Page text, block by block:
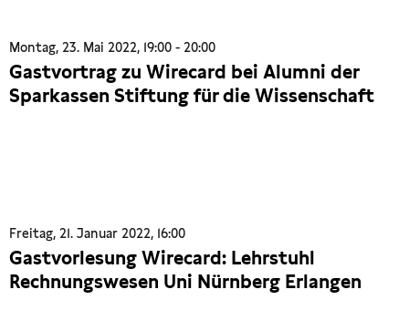
Montag, 23. Mai 2022, 19:00 - 20:00
Gastvortrag zu Wirecard bei Alumni der
Sparkassen Stiftung für die Wissenschaft
Freitag, 21. Januar 2022, 16:00
Gastvorlesung Wirecard: Lehrstuhl
Rechnungswesen Uni Nürnberg Erlangen